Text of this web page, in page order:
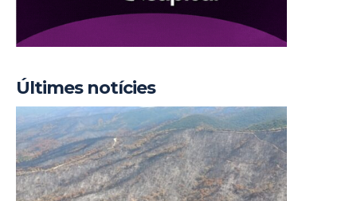
Últimes notícies